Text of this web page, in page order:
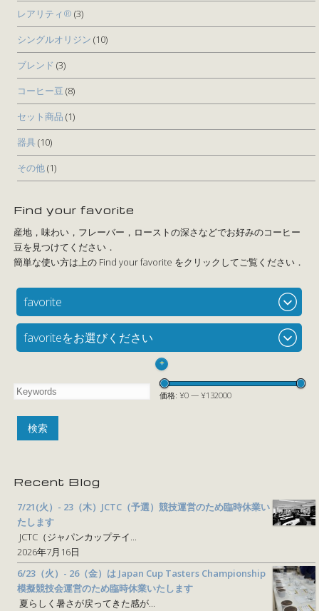
レアリティ® (3)
シングルオリジン (10)
ブレンド (3)
コーヒー豆 (8)
セット商品 (1)
器具(10)
その他(1)
Find your favorite
favorite
favoriteをお選びください
+
価格: ¥0— ¥132000
Recent Blog
7/21(火）- 23（木）JCTC（予選）競技運営のため臨時休業い
たします
JCTC（ジャパンカップテイ...
2026年7月16日
6/23（火）- 26（金）は Japan Cup Tasters Championship
模擬競技会運営のため臨時休業いたします
夏らしく暑さが戻ってきた感が...